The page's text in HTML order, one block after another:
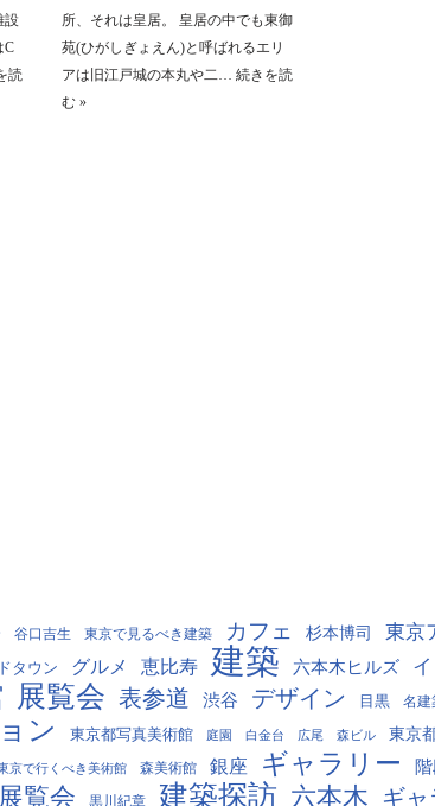
設
C
読
所、それは皇居。 皇居の中でも東御
苑(ひがしぎょえん)と呼ばれるエリ
アは旧江戸城の本丸や二… 続きを読
む »
谷口吉生 東京で見るべき建築 カフェ 杉本博司 東京
タウン グルメ 恵比寿 建築 六本木ヒルズ
展覧会 表参道 渋谷 デザイン 目黒 名建
ン 東京都写真美術館 庭園 白金台 広尾 森ビル 東京
京で行くべき美術館 森美術館 銀座 ギャラリー
覧会 黒川紀章 建築探訪 六本木 ギャ